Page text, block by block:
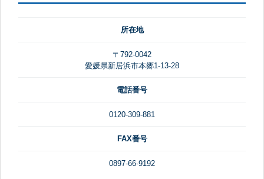
所在地
〒792-0042
愛媛県新居浜市本郷1-13-28
電話番号
0120-309-881
FAX番号
0897-66-9192